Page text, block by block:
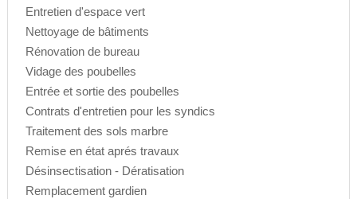
Entretien d'espace vert
Nettoyage de bâtiments
Rénovation de bureau
Vidage des poubelles
Entrée et sortie des poubelles
Contrats d'entretien pour les syndics
Traitement des sols marbre
Remise en état aprés travaux
Désinsectisation - Dératisation
Remplacement gardien